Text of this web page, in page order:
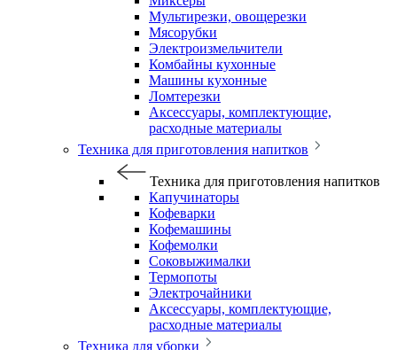
Мультирезки, овощерезки
Мясорубки
Электроизмельчители
Комбайны кухонные
Машины кухонные
Ломтерезки
Аксессуары, комплектующие,
расходные материалы
Техника для приготовления напитков
Техника для приготовления напитков
Капучинаторы
Кофеварки
Кофемашины
Кофемолки
Соковыжималки
Термопоты
Электрочайники
Аксессуары, комплектующие,
расходные материалы
Техника для уборки